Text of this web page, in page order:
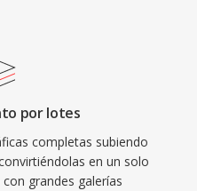
por lotes
completas subiendo
en un solo
grandes galerías